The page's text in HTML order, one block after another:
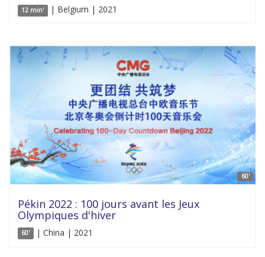
12 min' | Belgium | 2021
60'
Pékin 2022 : 100 jours avant les Jeux
Olympiques d'hiver
60' | China | 2021